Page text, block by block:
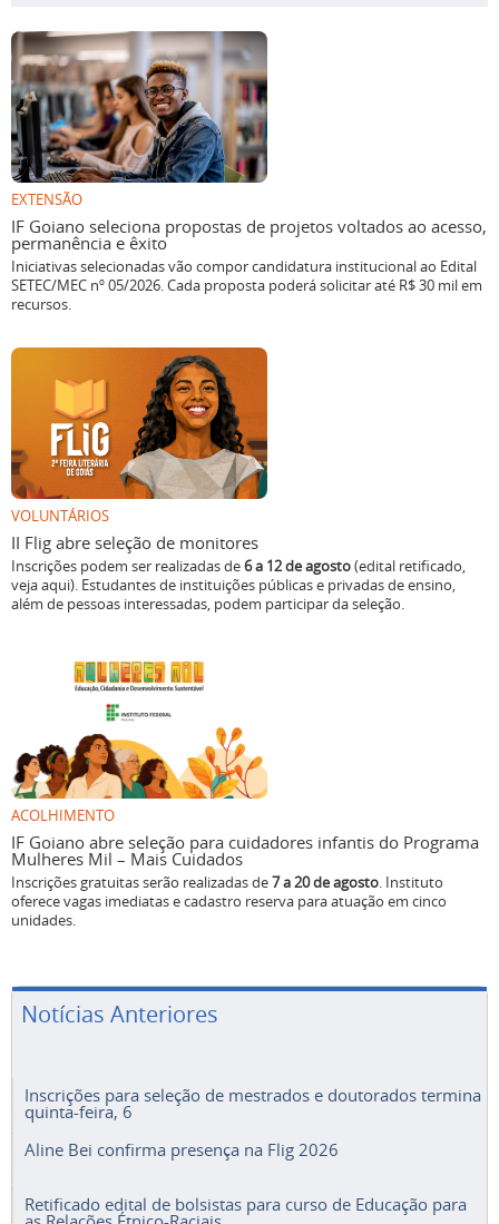
EXTENSÃO
IF Goiano seleciona propostas de projetos voltados ao acesso,
permanência e êxito
Iniciativas selecionadas vão compor candidatura institucional ao Edital
SETEC/MEC nº 05/2026. Cada proposta poderá solicitar até R$ 30 mil em
recursos.
VOLUNTÁRIOS
II Flig abre seleção de monitores
Inscrições podem ser realizadas de6 a 12 de agosto(edital retificado,
veja aqui). Estudantes de instituições públicas e privadas de ensino,
além de pessoas interessadas, podem participar da seleção.
ACOLHIMENTO
IF Goiano abre seleção para cuidadores infantis do Programa
Mulheres Mil – Mais Cuidados
Inscrições gratuitas serão realizadas de7 a 20 de agosto. Instituto
oferece vagas imediatas e cadastro reserva para atuação em cinco
unidades.
Notícias Anteriores
Inscrições para seleção de mestrados e doutorados termina
quinta-feira, 6
Aline Bei confirma presença na Flig 2026
Retificado edital de bolsistas para curso de Educação para